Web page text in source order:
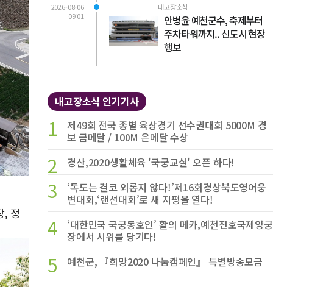
, 정
2026-08-06
09:01
내고장소식
안병윤 예천군수, 축제부터
주차타워까지.. 신도시 현장
행보
내고장소식 인기기사
1
제49회 전국 종별 육상경기 선수권대회 5000M 경
보 금메달 / 100M 은메달 수상
2 경산,2020생활체육 '국궁교실' 오픈 하다!
3
‘독도는 결코 외롭지 않다!’제16회경상북도영어웅
변대회,‘랜선대회’로 새 지평을 열다!
4
‘대한민국 국궁동호인’ 활의 메카,예천진호국제양궁
장에서 시위를 당기다!
5 예천군, 『희망2020 나눔캠페인』 특별방송모금